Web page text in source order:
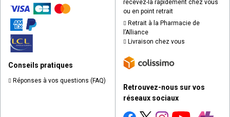
Conseils pratiques
Réponses à vos questions (FAQ)
recevez-là rapidement chez vous
ou en point retrait
Retrait à la Pharmacie de
l’Alliance
Livraison chez vous
Retrouvez-nous sur vos
réseaux sociaux